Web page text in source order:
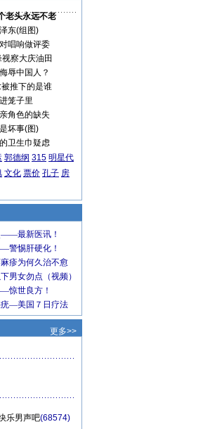
老头永远不老
东(组图)
唱响做评委
察大庆油田
辱中国人？
推下的是谁
笼子里
角色的缺失
坏事(图)
卫生巾疑虑
郭德纲 315 明星代
文化 票价 孔子 房
更多>>
乐男声吧(68574)